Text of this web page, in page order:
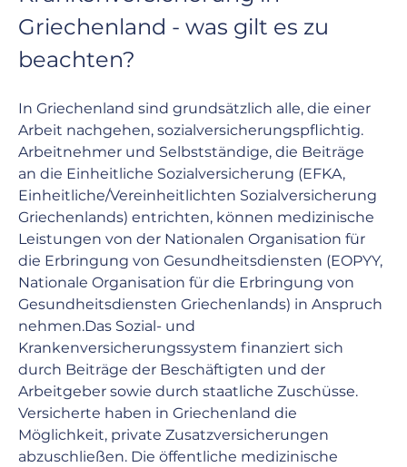
Griechenland - was gilt es zu
beachten?
In Griechenland sind grundsätzlich alle, die einer
Arbeit nachgehen, sozialversicherungspflichtig.
Arbeitnehmer und Selbstständige, die Beiträge
an die Einheitliche Sozialversicherung (EFKA,
Einheitliche/Vereinheitlichten Sozialversicherung
Griechenlands) entrichten, können medizinische
Leistungen von der Nationalen Organisation für
die Erbringung von Gesundheitsdiensten (EOPYY,
Nationale Organisation für die Erbringung von
Gesundheitsdiensten Griechenlands) in Anspruch
nehmen.Das Sozial- und
Krankenversicherungssystem finanziert sich
durch Beiträge der Beschäftigten und der
Arbeitgeber sowie durch staatliche Zuschüsse.
Versicherte haben in Griechenland die
Möglichkeit, private Zusatzversicherungen
abzuschließen. Die öffentliche medizinische